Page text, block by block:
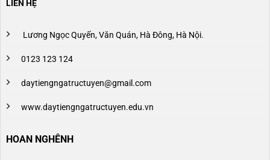
LIÊN HỆ
Lương Ngọc Quyến, Văn Quán, Hà Đông, Hà Nội.
0123 123 124
daytiengngatructuyen@gmail.com
www.daytiengngatructuyen.edu.vn
HOAN NGHÊNH